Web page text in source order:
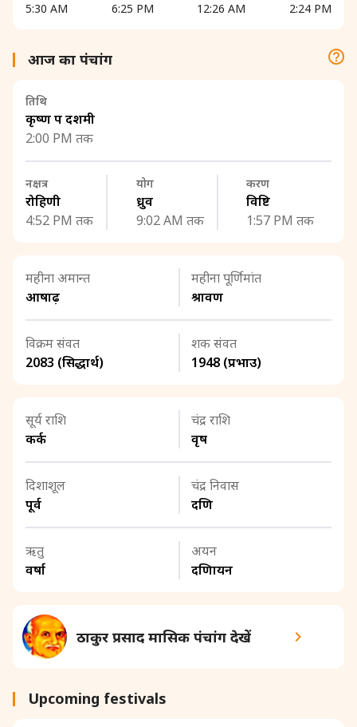
5:30 AM
6:25 PM
12:26 AM
2:24 PM
आज का पंचांग
तिथि
कृष्ण पक्ष दशमी
2:00 PM तक
नक्षत्र
रोहिणी
4:52 PM तक
योग
ध्रुव
9:02 AM तक
करण
विष्टि
1:57 PM तक
महीना अमान्त
आषाढ़
महीना पूर्णिमांत
श्रावण
विक्रम संवत
2083 (सिद्धार्थ)
शक संवत
1948 (प्रभाउ)
सूर्य राशि
कर्क
चंद्र राशि
वृष
दिशाशूल
पूर्व
चंद्र निवास
दक्षिण
ऋतु
वर्षा
अयन
दक्षिणायन
ठाकुर प्रसाद मासिक पंचांग देखें
Upcoming festivals